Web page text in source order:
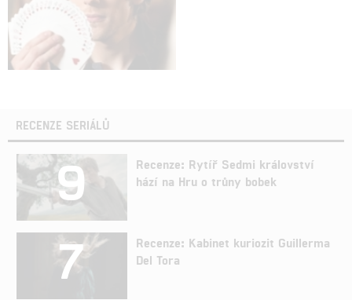
RECENZE SERIÁLŮ
9
Recenze: Rytíř Sedmi království
hází na Hru o trůny bobek
7
Recenze: Kabinet kuriozit Guillerma
Del Tora